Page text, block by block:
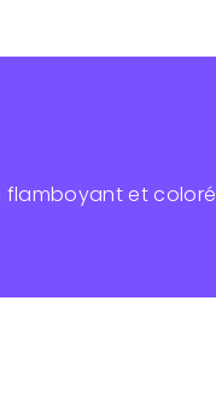
flamboyant et coloré